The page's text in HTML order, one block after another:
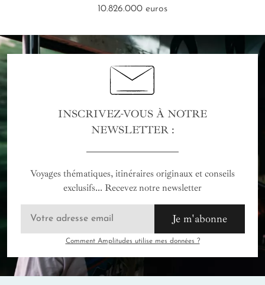
10.826.000 euros
INSCRIVEZ-VOUS À NOTRE
NEWSLETTER :
Voyages thématiques, itinéraires originaux et conseils
exclusifs... Recevez notre newsletter
Je m'abonne
Comment Amplitudes utilise mes données ?